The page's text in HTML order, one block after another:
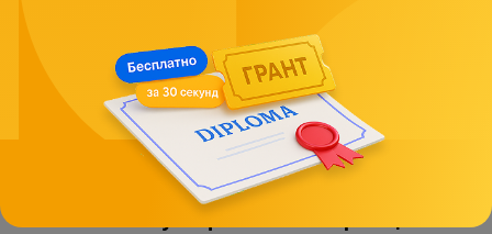
разряда. Начинающий сотрудник при этом может
рассчитывать в лучшем случае на 25 тысяч рублей.
Вакансий шлифовщиков при этом довольно много и в
различных отраслях. Хорошие специалисты требуются на
предприятиях по шлифованию металлоконструкций,
деревянной мебели и деталей, на авиационных заводах и т.д.
Плюсы и минусы работы шлифовщиком